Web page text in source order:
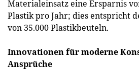
Materialeinsatz eine Ersparnis
Plastik pro Jahr; dies entspricht
von 35.000 Plastikbeuteln.
Innovationen für moderne
Ansprüche